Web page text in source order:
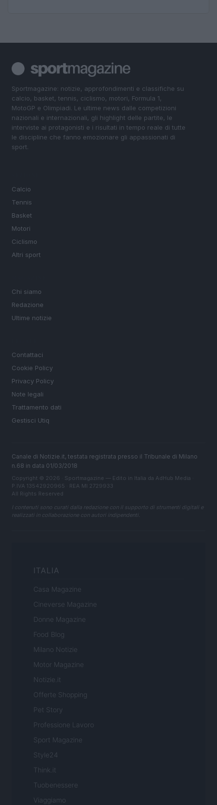
Sportmagazine: notizie, approfondimenti e classifiche su
calcio, basket, tennis, ciclismo, motori, Formula 1,
MotoGP e Olimpiadi. Le ultime news dalle competizioni
nazionali e internazionali, gli highlight delle partite, le
interviste ai protagonisti e i risultati in tempo reale di tutte
le discipline che fanno emozionare gli appassionati di
sport.
Calcio
Tennis
Basket
Motori
Ciclismo
Altri sport
Chi siamo
Redazione
Ultime notizie
Contattaci
Cookie Policy
Privacy Policy
Note legali
Trattamento dati
Gestisci Utiq
Canale di Notizie.it, testata registrata presso il Tribunale di Milano
n.68 in data 01/03/2018
Copyright © 2026 · Sportmagazine — Edito in Italia da AdHub Media
P.IVA 13542920965 · REA MI 2729933
All Rights Reserved
I contenuti sono curati dalla redazione con il supporto di strumenti digitali e
realizzati in collaborazione con autori indipendenti.
ITALIA
Casa Magazine
Cineverse Magazine
Donne Magazine
Food Blog
Milano Notizie
Motor Magazine
Notizie.it
Offerte Shopping
Pet Story
Professione Lavoro
Sport Magazine
Style24
Think.it
Tuobenessere
Viaggiamo